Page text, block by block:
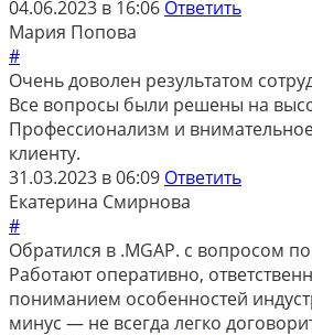
04.06.2023 в 16:06 Ответить
Мария Попова
#
Очень доволен результатом
Все вопросы были решены на
Профессионализм и
клиенту.
31.03.2023 в 06:09 Ответить
Екатерина Смирнова
#
Обратился в .MGAP. с вопросом
Работают оперативно,
пониманием особенностей
минус — не всегда легко